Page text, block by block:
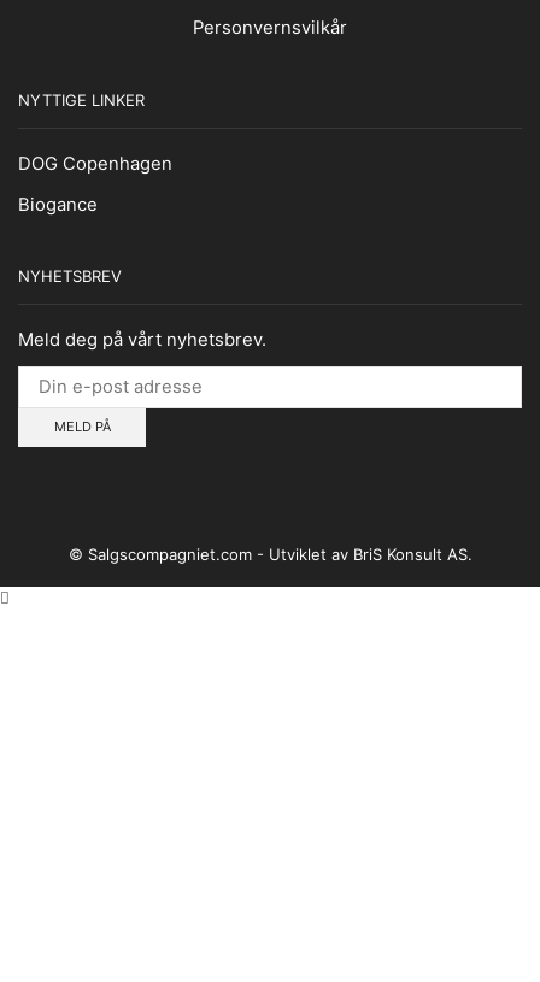
Personvernsvilkår
NYTTIGE LINKER
DOG Copenhagen
Biogance
NYHETSBREV
Meld deg på vårt nyhetsbrev.
© Salgscompagniet.com - Utviklet av BriS Konsult AS.